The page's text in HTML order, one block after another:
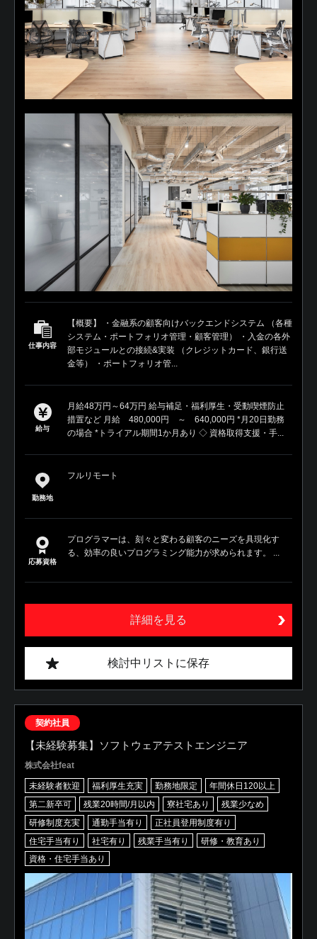
仕事内容
【概要】 ・金融系の顧客向けバックエンドシステム （各種
システム・ポートフォリオ管理・顧客管理） ・入金の各外
部モジュールとの接続&実装 （クレジットカード、銀行送
金等） ・ポートフォリオ管...
給与
月給48万円～64万円 給与補足・福利厚生・受動喫煙防止
措置など 月給 480,000円 ～ 640,000円 *月20日勤務
の場合 *トライアル期間1か月あり ◇ 資格取得支援・手...
勤務地
フルリモート
応募資格
プログラマーは、刻々と変わる顧客のニーズを具現化す
る、効率の良いプログラミング能力が求められます。 ...
詳細を見る
検討中リストに保存
契約社員
【未経験募集】ソフトウェアテストエンジニア
株式会社feat
未経験者歓迎 福利厚生充実 勤務地限定
年間休日120以上
第二新卒可
残業20時間/月以内 寮社宅あり
残業少なめ
研修制度充実
通勤手当有り
正社員登用制度有り
住宅手当有り
社宅有り 残業手当有り
研修・教育あり
資格・住宅手当あり